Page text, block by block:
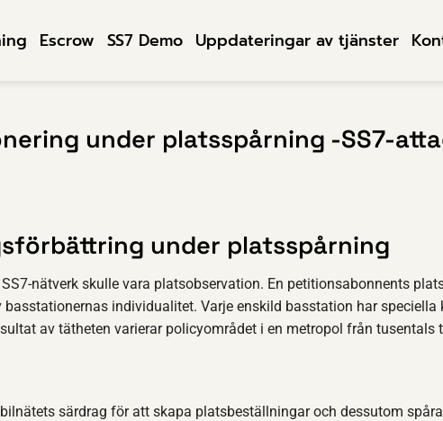
Escrow SS7 Demo Uppdateringar av tjänster
under platsspårning -SS7-
under platsspårning
nätverk skulle vara platsobservation. En petitionsabonnents
basstationernas individualitet. Varje enskild basstation har speciella
av tätheten varierar policyområdet i en metropol från tusentals
särdrag för att skapa platsbeställningar och dessutom